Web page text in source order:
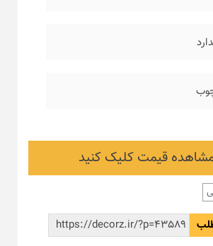
قیمت کلیک کنید